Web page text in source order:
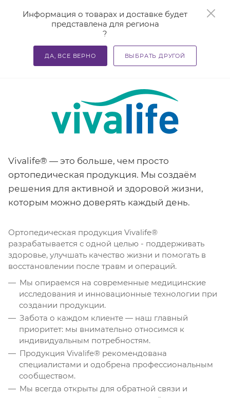
Информация о товарах и доставке будет
представлена для региона
?
ДА, ВСЕ ВЕРНО ВЫБРАТЬ ДРУГОЙ
Главная — Справочная информация — Производители
Бренд VivaLife
Vivalife® — это больше, чем просто
ортопедическая продукция. Мы создаём
решения для активной и здоровой жизни,
которым можно доверять каждый день.
Ортопедическая продукция Vivalife®
разрабатывается с одной целью - поддерживать
здоровье, улучшать качество жизни и помогать в
восстановлении после травм и операций.
Мы опираемся на современные медицинские
исследования и инновационные технологии при
создании продукции.
Забота о каждом клиенте — наш главный
приоритет: мы внимательно относимся к
индивидуальным потребностям.
Продукция Vivalife® рекомендована
специалистами и одобрена профессиональным
сообществом.
Мы всегда открыты для обратной связи и